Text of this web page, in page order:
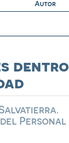
dentro
Personal